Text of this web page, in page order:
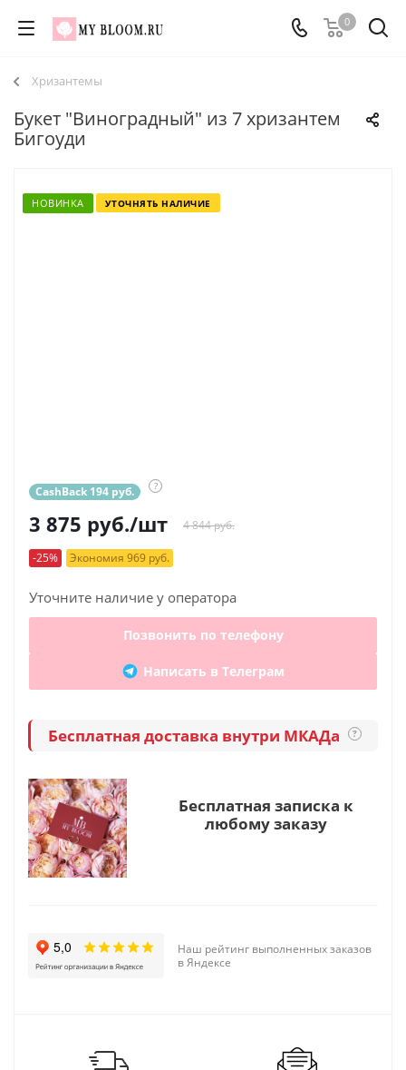
0
Хризантемы
Букет "Виноградный" из 7 хризантем
Бигоуди
НОВИНКА УТОЧНЯТЬ НАЛИЧИЕ
CashBack 194 руб. ?
3 875 руб./шт 4 844 руб.
-25% Экономия 969 руб.
Уточните наличие у оператора
Позвонить по телефону
Написать в Телеграм
Бесплатная доставка внутри МКАДа ?
Бесплатная записка к
любому заказу
Наш рейтинг выполненных заказов
в Яндексе